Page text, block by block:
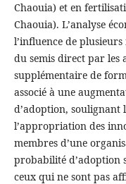
Chaouia) et en
Chaouia). L’analyse
l’influence de
du semis direct par les
supplémentaire de
associé à une
d’adoption,
l’appropriation des
membres d’une
probabilité d’adoption
ceux qui ne sont pas